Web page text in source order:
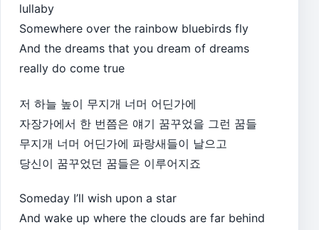
lullaby
Somewhere over the rainbow bluebirds fly
And the dreams that you dream of dreams
really do come true
저 하늘 높이 무지개 너머 어딘가에
자장가에서 한 번쯤은 얘기 꿈꾸었을 그런 꿈들
무지개 너머 어딘가에 파랑새들이 날으고
당신이 꿈꾸었던 꿈들은 이루어지죠
Someday I’ll wish upon a star
And wake up where the clouds are far behind